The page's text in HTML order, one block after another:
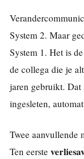
System 2. Maar
System 1. Het is
de collega die je
jaren gebruikt. Dat
ingesleten,
Twee aanvullende
Ten eerste